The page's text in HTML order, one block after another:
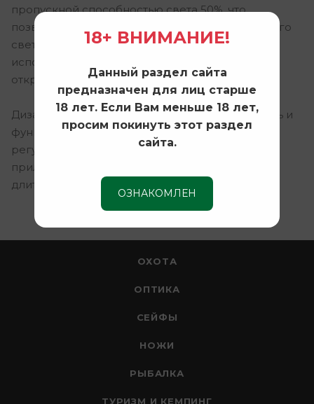
пропускной способностью света 50%, что
позволяет эффективно защищать глаза от яркого
света и бликов. Это делает их идеальными для
использования как в помещении, так и на
открытом воздухе.
Дизайн PMX Proxi G-5780S сочетает в себе стиль и
функциональность. Эргономичная форма и
регулируемые дужки обеспечивают плотное
прилегание и комфортное ношение в течение
длительного времени.
ОХОТА
ОПТИКА
СЕЙФЫ
НОЖИ
РЫБАЛКА
ТУРИЗМ И КЕМПИНГ
18+ ВНИМАНИЕ!
Данный раздел сайта
предназначен для лиц старше
18 лет. Если Вам меньше 18 лет,
просим покинуть этот раздел
сайта.
ОЗНАКОМЛЕН